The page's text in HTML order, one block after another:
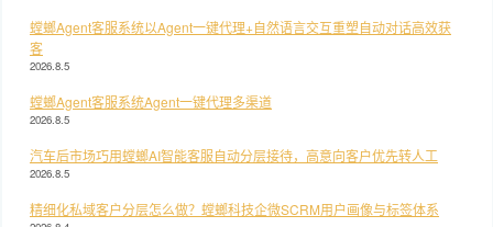
螳螂Agent客服系统以Agent一键代理+自然语言交互重塑自动对话高效获
客
2026.8.5
螳螂Agent客服系统Agent一键代理多渠道
2026.8.5
汽车后市场巧用螳螂AI智能客服自动分层接待，高意向客户优先转人工
2026.8.5
精细化私域客户分层怎么做？螳螂科技企微SCRM用户画像与标签体系